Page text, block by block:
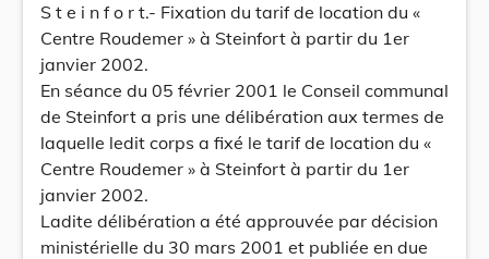
S t e i n f o r t.- Fixation du tarif de location du «
Centre Roudemer » à Steinfort à partir du 1er
janvier 2002.
En séance du 05 février 2001 le Conseil communal
de Steinfort a pris une délibération aux termes de
laquelle ledit corps a fixé le tarif de location du «
Centre Roudemer » à Steinfort à partir du 1er
janvier 2002.
Ladite délibération a été approuvée par décision
ministérielle du 30 mars 2001 et publiée en due